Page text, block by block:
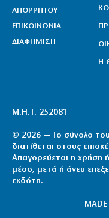
ΑΠΟΡΡΗΤΟΥ
ΕΠΙΚΟΙΝΩΝΙΑ
ΔΙΑΦΗΜΙΣΗ
Η
Μ.Η.Τ. 252081
© 2026 — Το σύνολο
διατίθεται στους
Απαγορεύεται η χρήση
μέσο, μετά ή άνευ
εκδότη.
MADE